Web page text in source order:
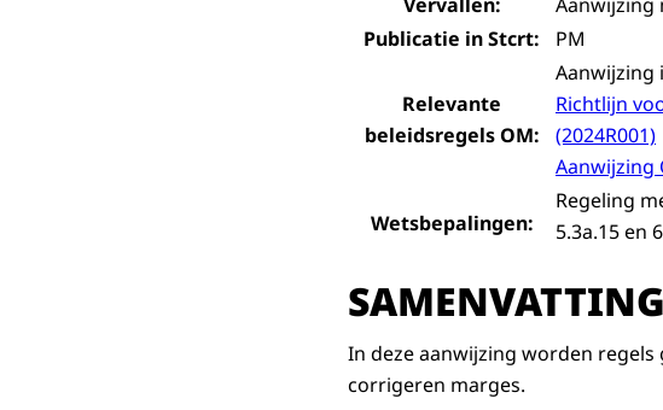
Publicatie in Stcrt:
PM
Relevante
beleidsregels OM:
Aanwijzing
Richtlijn
(2024R001)
Aanwijzing
Wetsbepalingen:
Regeling
5.3a.15 en
SAMENVATTING
In deze aanwijzing worden
corrigeren marges.